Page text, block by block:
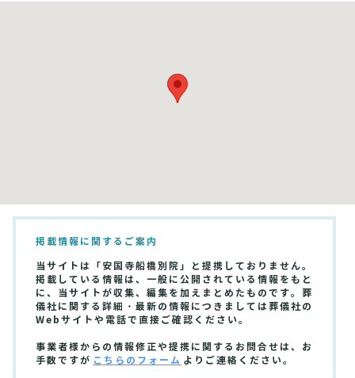
掲載情報に関するご案内
当サイトは「安国寺船橋別院」と提携しておりません。
掲載している情報は、一般に公開されている情報をもと
に、当サイトが収集、編集を加えまとめたものです。葬
儀社に関する詳細・最新の情報につきましては葬儀社の
Webサイトや電話で直接ご確認ください。
事業者様からの情報修正や提携に関するお問合せは、お
手数ですが こちらのフォーム よりご連絡ください。